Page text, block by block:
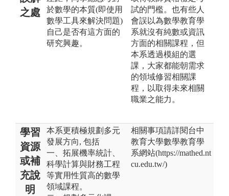
之處
於數學的本質(即使用
數學工具來解決問題)
自己是否有這方面的
研究興趣。
試的門檻。也有些人
會誤以為數學教育學
系就沒有純數或資訊
方面的相關課程，但
本系透過模組的選
課，大家都能朝需求
的領域修習相關課
程，以取得未來相關
職業之能力。
學習
資源
或補
充說
明
本系更積極規劃多元
發展方向, 包括
一、拓展機率統計、
科學計算與財務工程
等實用性質高的數學
領域課程。
相關事項請詳閱台中
教育大學數學教育學
系網站(https://mathed.nt
cu.edu.tw/)